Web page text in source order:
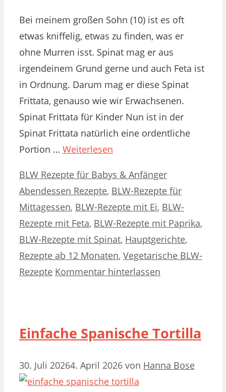
Bei meinem großen Sohn (10) ist es oft
etwas kniffelig, etwas zu finden, was er
ohne Murren isst. Spinat mag er aus
irgendeinem Grund gerne und auch Feta ist
in Ordnung. Darum mag er diese Spinat
Frittata, genauso wie wir Erwachsenen.
Spinat Frittata für Kinder Nun ist in der
Spinat Frittata natürlich eine ordentliche
Portion … Weiterlesen
Kategorien
BLW Rezepte für Babys & AnfängerSchlagwörter
Abendessen Rezepte, BLW-Rezepte für
Mittagessen, BLW-Rezepte mit Ei, BLW-
Rezepte mit Feta, BLW-Rezepte mit Paprika,
BLW-Rezepte mit Spinat, Hauptgerichte,
Rezepte ab 12 Monaten, Vegetarische BLW-
Rezepte Kommentar hinterlassen
Einfache Spanische Tortilla
30. Juli 20264. April 2026 von Hanna Bose